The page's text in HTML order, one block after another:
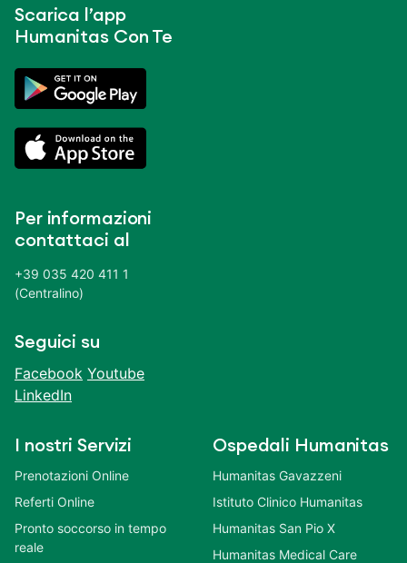
Scarica l’app
Humanitas Con Te
Per informazioni
contattaci al
+39 035 420 411 1
(Centralino)
Seguici su
Facebook Youtube
LinkedIn
I nostri Servizi
Prenotazioni Online
Referti Online
Pronto soccorso in tempo
reale
Ospedali Humanitas
Humanitas Gavazzeni
Istituto Clinico Humanitas
Humanitas San Pio X
Humanitas Medical Care